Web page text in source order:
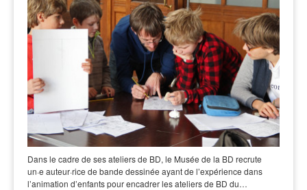
Dans le cadre de ses ateliers de BD, le Musée de la BD recrute
un·e auteur·rice de bande dessinée ayant de l’expérience dans
l’animation d’enfants pour encadrer les ateliers de BD du…